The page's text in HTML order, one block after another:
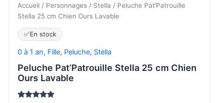
Accueil / Personnages / Stella / Peluche Pat’Patrouille
Stella 25 cm Chien Ours Lavable
✅En stock
0 à 1 an, Fille, Peluche, Stella
Peluche Pat’Patrouille Stella 25 cm Chien
Ours Lavable